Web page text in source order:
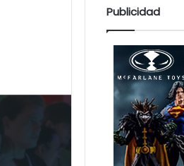
Publicidad